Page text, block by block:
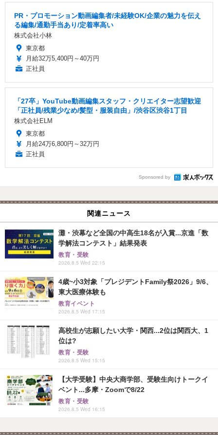
PR・プロモーション動画編集者/未経験OK/企業の魅力を伝え
る編集/通勤手当あり/定着率高い
株式会社小林
東京都
月給32万5,400円～40万円
正社員
「27卒」YouTube動画編集スタッフ・クリエイター志望歓迎
「正社員/残業少なめ/髪型・服装自由」/渋谷区渋谷1丁目
株式会社ELM
東京都
月給24万6,800円～32万円
正社員
Sponsored by
関連ニュース
灘・渋幕など全国の中高生18名が入賞...京進「数
学解法コンテスト」結果発表
教育・受験
2026.8.5 Wed 22:15
4歳~小3対象「プレジデントFamily祭2026」9/6、
東大医療体験も
教育イベント
2026.8.5 Wed 17:15
高校生が志願したい大学・関西...2位は関西大、1
位は?
教育・受験
2026.8.5 Wed 15:15
【大学受験】中央大商学部、受験生向けトークイ
ベント...多摩・Zoomで8/22
教育・受験
2026.8.5 Wed 16:15